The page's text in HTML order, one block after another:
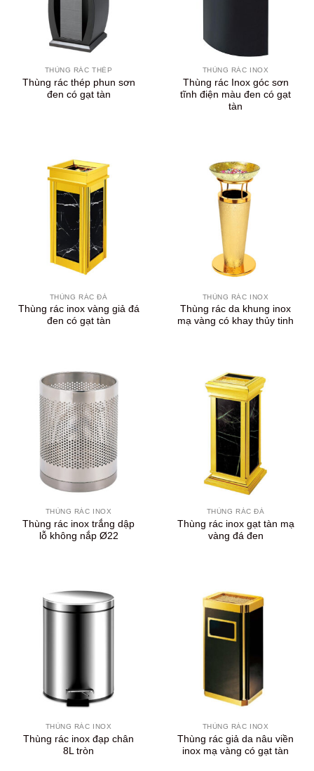
THÙNG RÁC THÉP
Thùng rác thép phun sơn
đen có gạt tàn
THÙNG RÁC INOX
Thùng rác Inox góc sơn
tĩnh điện màu đen có gạt
tàn
THÙNG RÁC ĐÁ
Thùng rác inox vàng giả đá
đen có gạt tàn
THÙNG RÁC INOX
Thùng rác da khung inox
mạ vàng có khay thủy tinh
THÙNG RÁC INOX
Thùng rác inox trắng dập
lỗ không nắp Ø22
THÙNG RÁC ĐÁ
Thùng rác inox gạt tàn mạ
vàng đá đen
THÙNG RÁC INOX
Thùng rác inox đạp chân
8L tròn
THÙNG RÁC INOX
Thùng rác giả da nâu viền
inox mạ vàng có gạt tàn